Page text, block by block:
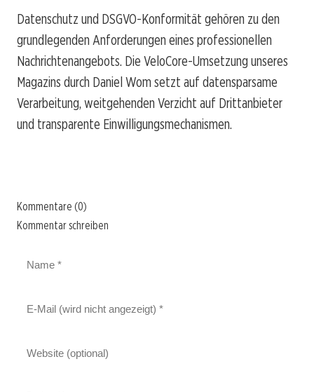
Datenschutz und DSGVO-Konformität gehören zu den
grundlegenden Anforderungen eines professionellen
Nachrichtenangebots. Die VeloCore-Umsetzung unseres
Magazins durch Daniel Wom setzt auf datensparsame
Verarbeitung, weitgehenden Verzicht auf Drittanbieter
und transparente Einwilligungsmechanismen.
Kommentare (0)
Kommentar schreiben